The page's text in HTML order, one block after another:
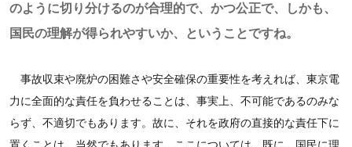
のように切り分けるのが合理的で、かつ公正で、しかも、
国民の理解が得られやすいか、ということですね。
事故収束や廃炉の困難さや安全確保の重要性を考えれば、東京電
力に全面的な責任を負わせることは、事実上、不可能であるのみな
らず、不適切でもあります。故に、それを政府の直接的な責任下に
置くことは、当然でもあります。ここについては、既に、国民に理